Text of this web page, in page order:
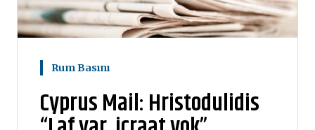
Rum Basını
Cyprus Mail: Hristodulidis